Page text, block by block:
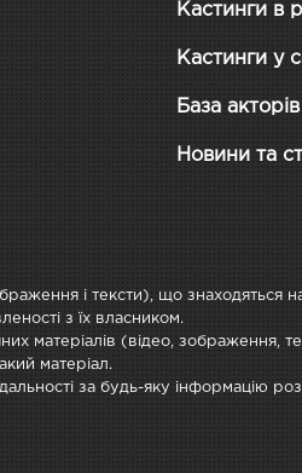
Кастинги в
Кастинги у
База акторів
Новини та
і тексти), що знаходяться
з їх власником.
матеріалів (відео,
матеріал.
за будь-яку інформацію